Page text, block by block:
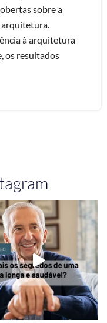
sobre a
arquitetura.
à arquitetura
os resultados